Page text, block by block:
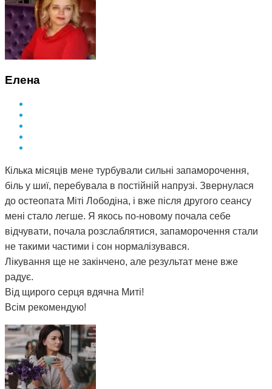
Елена
Кілька місяців мене турбували сильні запаморочення,
біль у шиї, перебувала в постійній напрузі. Звернулася
до остеопата Міті Лободіна, і вже після другого сеансу
мені стало легше. Я якось по-новому почала себе
відчувати, почала розслаблятися, запаморочення стали
не такими частими і сон нормалізувався.
Лікування ще не закінчено, але результат мене вже
радує.
Від щирого серця вдячна Миті!
Всім рекомендую!